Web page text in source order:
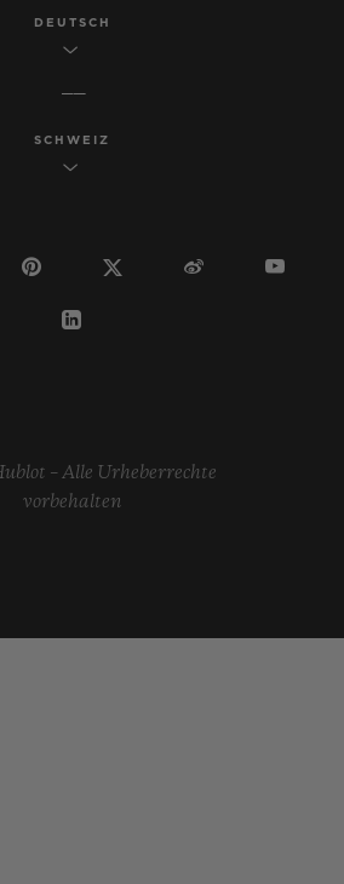
DEUTSCH
SCHWEIZ
– Alle Urheberrechte
vorbehalten